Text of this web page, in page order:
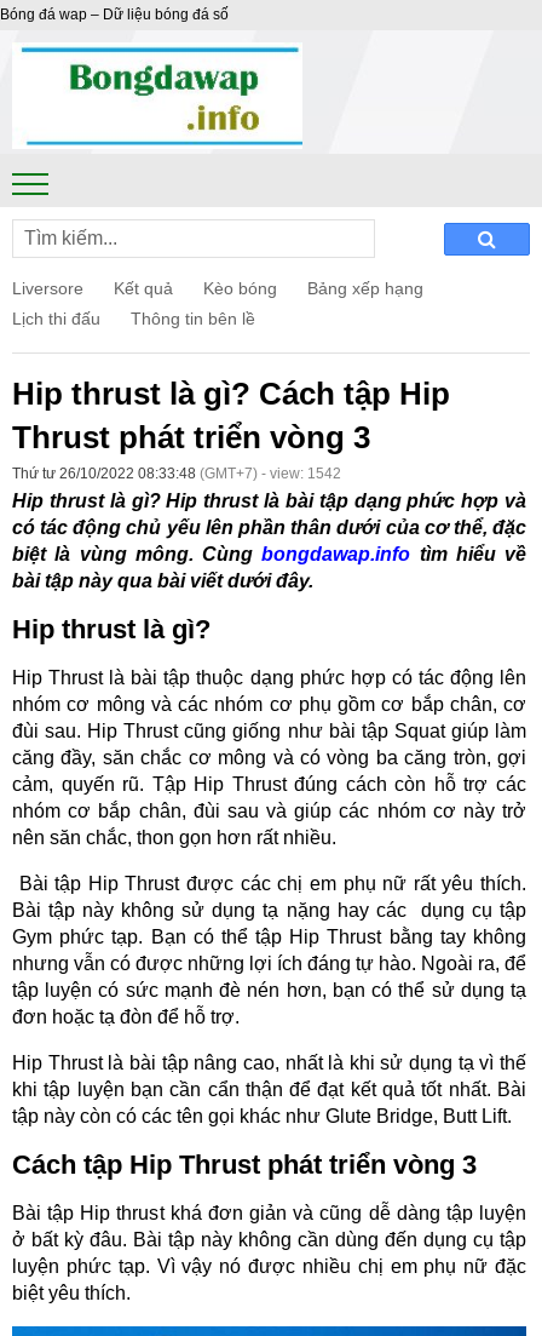
Bóng đá wap – Dữ liệu bóng đá số
Liversore Kết quả Kèo bóng
Bảng xếp hạng
Lịch thi đấu
Thông tin bên lề
Hip thrust là gì? Cách tập Hip
Thrust phát triển vòng 3
Thứ tư 26/10/2022 08:33:48 (GMT+7) - view: 1542
Hip thrust là gì? Hip thrust là bài tập dạng phức hợp và
có tác động chủ yếu lên phần thân dưới của cơ thể, đặc
biệt là vùng mông. Cùngbongdawap.info tìm hiểu về
bài tập này qua bài viết dưới đây.
Hip thrust là gì?
Hip Thrust là bài tập thuộc dạng phức hợp có tác động lên
nhóm cơ mông và các nhóm cơ phụ gồm cơ bắp chân, cơ
đùi sau. Hip Thrust cũng giống như bài tập Squat giúp làm
căng đầy, săn chắc cơ mông và có vòng ba căng tròn, gợi
cảm, quyến rũ. Tập Hip Thrust đúng cách còn hỗ trợ các
nhóm cơ bắp chân, đùi sau và giúp các nhóm cơ này trở
nên săn chắc, thon gọn hơn rất nhiều.
Bài tập Hip Thrust được các chị em phụ nữ rất yêu thích.
Bài tập này không sử dụng tạ nặng hay các dụng cụ tập
Gym phức tạp. Bạn có thể tập Hip Thrust bằng tay không
nhưng vẫn có được những lợi ích đáng tự hào. Ngoài ra, để
tập luyện có sức mạnh đè nén hơn, bạn có thể sử dụng tạ
đơn hoặc tạ đòn để hỗ trợ.
Hip Thrust là bài tập nâng cao, nhất là khi sử dụng tạ vì thế
khi tập luyện bạn cần cẩn thận để đạt kết quả tốt nhất. Bài
tập này còn có các tên gọi khác như Glute Bridge, Butt Lift.
Cách tập Hip Thrust phát triển vòng 3
Bài tập Hip thrust khá đơn giản và cũng dễ dàng tập luyện
ở bất kỳ đâu. Bài tập này không cần dùng đến dụng cụ tập
luyện phức tạp. Vì vậy nó được nhiều chị em phụ nữ đặc
biệt yêu thích.